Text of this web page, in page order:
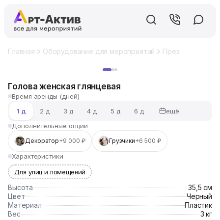
Главная Оборудование для мероприятий
Голова женская глянцевая
Время аренды (дней)
1 д
2 д 3 д 4 д 5 д 6 д
ещё
Дополнительные опции
Декоратор+9 000 ₽ Грузчики+6 500 ₽
Характеристики
Для улиц и помещений
Высота
35,5 см
Цвет
Черный
Материал
Пластик
Вес
3 кг